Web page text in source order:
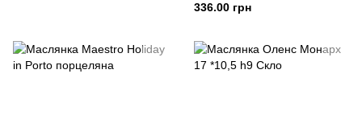
336.00 грн